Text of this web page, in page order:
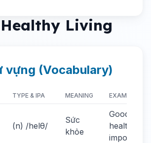
Living
vựng (Vocabulary)
TYPE & IPA MEANING EXAMPLE
(n) /helθ/
Sức
khỏe
Good
health is
important.